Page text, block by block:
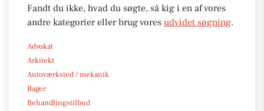
Fandt du ikke, hvad du søgte, så kig i en af vores
andre kategorier eller brug vores udvidet søgning.
Advokat
Arkitekt
Autoværksted / mekanik
Bager
Behandlingstilbud